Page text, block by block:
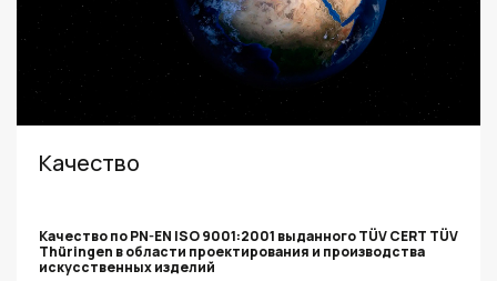
Качество
Качество по PN-EN ISO 9001:2001 выданного TÜV CERT TÜV
Thüringen в области прoектирования и производства
искусственных изделий